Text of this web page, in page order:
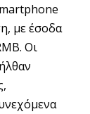
με έσοδα
Οι